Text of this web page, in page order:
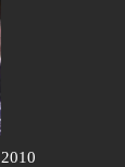
2010 Red Bull Racing Roadshow in London